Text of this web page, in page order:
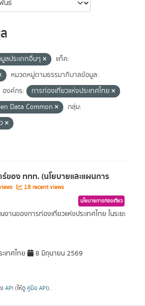
ลประเภทอื่นๆ
แท็ค:
หมวดหมู่ตามธรรมาภิบาลข้อมูล:
องค์กร:
การท่องเที่ยวแห่งประเทศไทย
Data Common
กลุ่ม:
อง ททท. (นโยบายและแผนการ
18 recent views
นโยบายการท่องเที่ยว
านของการท่องเที่ยวแห่งประเทศไทย ในระยะ
เทศไทย 8 มิถุนายน 2569
API (ให้ดู คู่มือ API).